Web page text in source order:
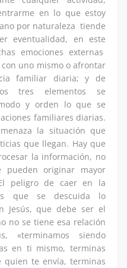
en lo que estoy
por naturaleza tiende
eventualidad, en este
emociones externas
uno mismo o afrontar
familiar diaria; y de
tres elementos se
y orden lo que se
familiares diarias.
la situación que
que llegan. Hay que
la información, no
pueden originar mayor
peligro de caer en la
que se descuida lo
Jesús, que debe ser el
no se tiene esa relación
«terminamos siendo
en ti mismo, terminas
te envía, terminas